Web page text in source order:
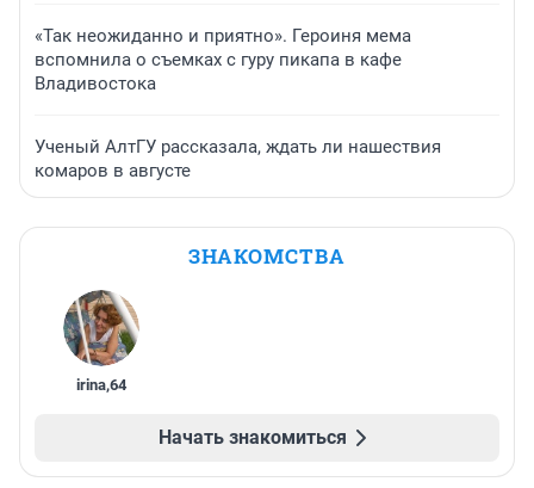
«Так неожиданно и приятно». Героиня мема
вспомнила о съемках с гуру пикапа в кафе
Владивостока
Ученый АлтГУ рассказала, ждать ли нашествия
комаров в августе
ЗНАКОМСТВА
irina,64
Начать знакомиться